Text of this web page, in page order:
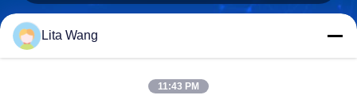
Lita Wang
11:43 PM